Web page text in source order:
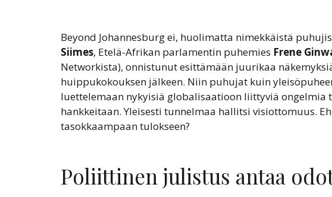
Beyond Johannesburg ei, huolimatta nimekkäistä
Siimes, Etelä-Afrikan parlamentin puhemies Frene
Networkista), onnistunut esittämään juurikaa
huippukokouksen jälkeen. Niin puhujat kuin
luettelemaan nykyisiä globalisaatioon liittyviä ongelmia
hankkeitaan. Yleisesti tunnelmaa hallitsi visiottomuus.
tasokkaampaan tulokseen?
Poliittinen julistus antaa